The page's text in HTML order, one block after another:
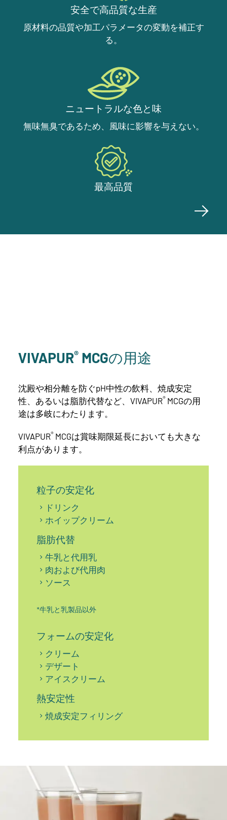
安全で高品質な生産
原材料の品質や加工パラメータの変動を補正す
る。
ニュートラルな色と味
無味無臭であるため、風味に影響を与えない。
最高品質
VIVAPUR® MCGの用途
沈殿や相分離を防ぐpH中性の飲料、焼成安定
性、あるいは脂肪代替など、VIVAPUR® MCGの用
途は多岐にわたります。
VIVAPUR® MCGは賞味期限延長においても大きな
利点があります。
粒子の安定化
ドリンク
ホイップクリーム
脂肪代替
牛乳と代用乳
肉および代用肉
ソース
*牛乳と乳製品以外
フォームの安定化
クリーム
デザート
アイスクリーム
熱安定性
焼成安定フィリング